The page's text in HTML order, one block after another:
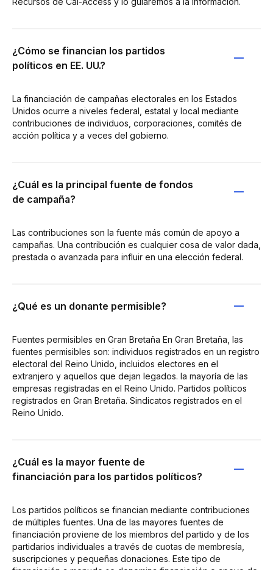
¿Cómo se financian los partidos
políticos en EE. UU.?
La financiación de campañas electorales en los Estados
Unidos ocurre a niveles federal, estatal y local mediante
contribuciones de individuos, corporaciones, comités de
acción política y a veces del gobierno.
¿Cuál es la principal fuente de fondos
de campaña?
Las contribuciones son la fuente más común de apoyo a
campañas. Una contribución es cualquier cosa de valor dada,
prestada o avanzada para influir en una elección federal.
¿Qué es un donante permisible?
Fuentes permisibles en Gran Bretaña En Gran Bretaña, las
fuentes permisibles son: individuos registrados en un registro
electoral del Reino Unido, incluidos electores en el
extranjero y aquellos que dejan legados. la mayoría de las
empresas registradas en el Reino Unido. Partidos políticos
registrados en Gran Bretaña. Sindicatos registrados en el
Reino Unido.
¿Cuál es la mayor fuente de
financiación para los partidos políticos?
Los partidos políticos se financian mediante contribuciones
de múltiples fuentes. Una de las mayores fuentes de
financiación proviene de los miembros del partido y de los
partidarios individuales a través de cuotas de membresía,
suscripciones y pequeñas donaciones. Este tipo de